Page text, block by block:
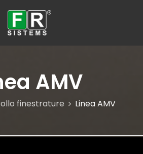
AMV
finestrature Linea AMV